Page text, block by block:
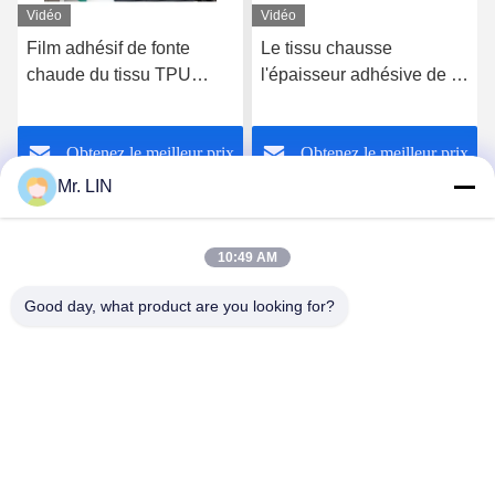
Vidéo
Film adhésif de fonte
chaude du tissu TPU
Microfiber
Obtenez le meilleur prix
Vidéo
Le tissu chausse
l'épaisseur adhésive de la
0.15cm de TPU avec le
transporteur de film de PE
Obtenez le meilleur prix
Guangdong Jinhonghai New Material
Mr. LIN
10:49 AM
Good day, what product are you looking for?